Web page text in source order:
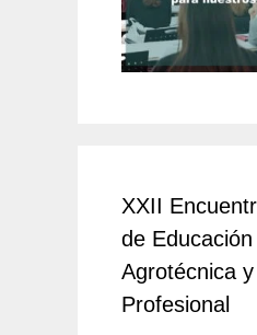
XXII
de
Agrotécnica y
Profesional